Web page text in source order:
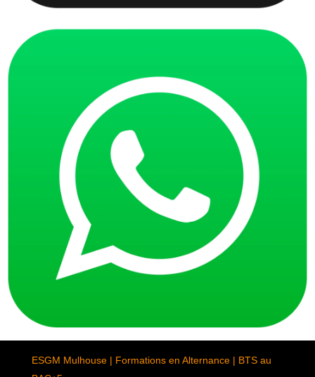
ESGM Mulhouse | Formations en Alternance | BTS au